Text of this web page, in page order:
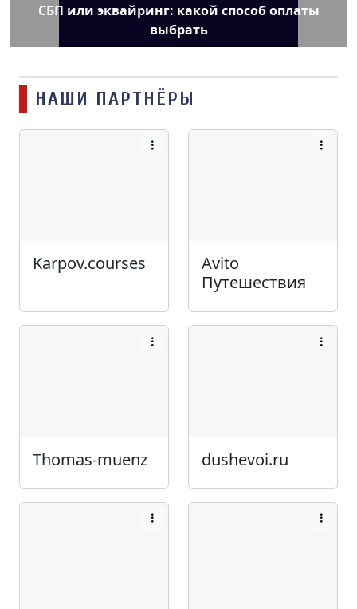
СБП или эквайринг: какой способ оплаты
выбрать
НАШИ ПАРТНЁРЫ
Karpov.courses
Avito
Путешествия
Thomas-muenz dushevoi.ru